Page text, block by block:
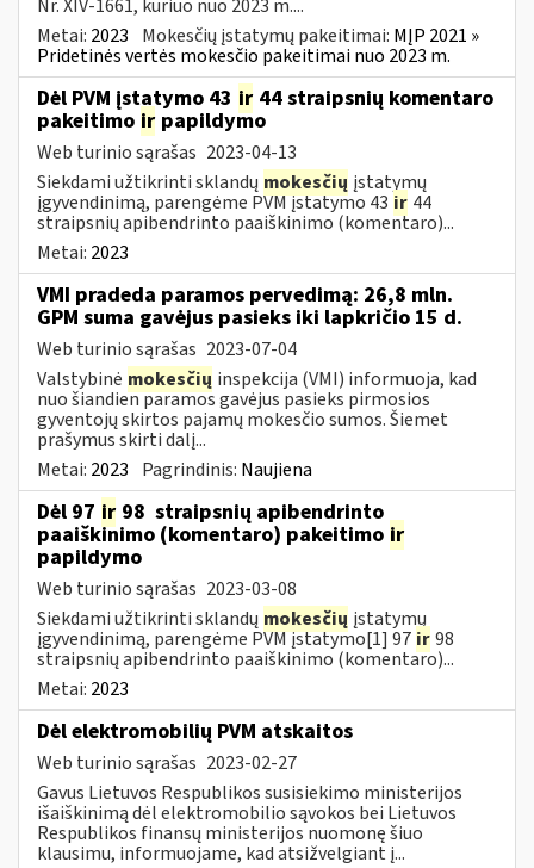
Nr. XIV-1661, kuriuo nuo 2023 m....
Metai: 2023 Mokesčių įstatymų pakeitimai: MĮP 2021 »
Pridetinės vertės mokesčio pakeitimai nuo 2023 m.
Dėl PVM įstatymo 43 ir 44 straipsnių komentaro
pakeitimo ir papildymo
Web turinio sąrašas 2023-04-13
Siekdami užtikrinti sklandų mokesčių įstatymų
įgyvendinimą, parengėme PVM įstatymo 43 ir 44
straipsnių apibendrinto paaiškinimo (komentaro)...
Metai: 2023
VMI pradeda paramos pervedimą: 26,8 mln.
GPM suma gavėjus pasieks iki lapkričio 15 d.
Web turinio sąrašas 2023-07-04
Valstybinė mokesčių inspekcija (VMI) informuoja, kad
nuo šiandien paramos gavėjus pasieks pirmosios
gyventojų skirtos pajamų mokesčio sumos. Šiemet
prašymus skirti dalį...
Metai: 2023 Pagrindinis: Naujiena
Dėl 97 ir 98 straipsnių apibendrinto
paaiškinimo (komentaro) pakeitimo ir
papildymo
Web turinio sąrašas 2023-03-08
Siekdami užtikrinti sklandų mokesčių įstatymų
įgyvendinimą, parengėme PVM įstatymo[1] 97 ir98
straipsnių apibendrinto paaiškinimo (komentaro)...
Metai: 2023
Dėl elektromobilių PVM atskaitos
Web turinio sąrašas 2023-02-27
Gavus Lietuvos Respublikos susisiekimo ministerijos
išaiškinimą dėl elektromobilio sąvokos bei Lietuvos
Respublikos finansų ministerijos nuomonę šiuo
klausimu, informuojame, kad atsižvelgiant į...